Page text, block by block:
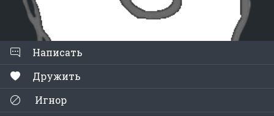
Написать
Дружить
Игнор